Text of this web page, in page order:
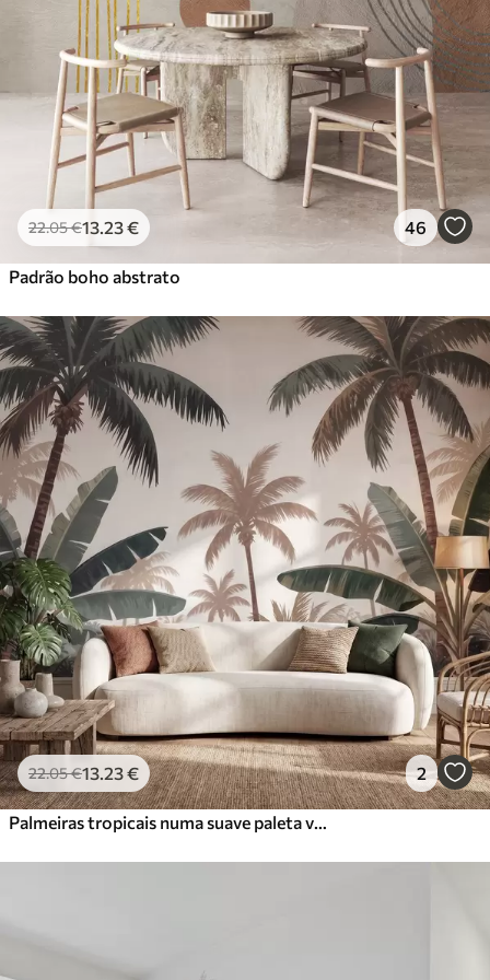
22.05€13 .23€ 46
Padrão boho abstrato
22.05€13 .23€ 2